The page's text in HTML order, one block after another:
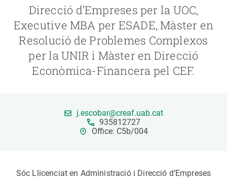
Direcció d’Empreses per la UOC,
Executive MBA per ESADE, Màster en
Resolució de Problemes Complexos
per la UNIR i Màster en Direcció
Econòmica-Financera pel CEF.
j.escobar@creaf.uab.cat
935812727
Office: C5b/004
Sóc Llicenciat en Administració i Direcció d’Empreses
PARTICIPA
NOTÍCIES I AGENDA